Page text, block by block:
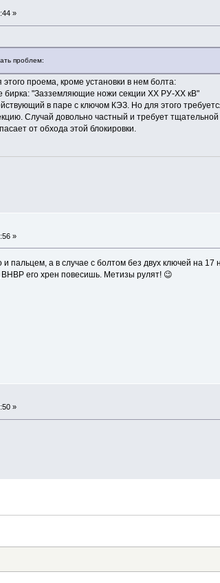
»
проблем:
проема, кроме установки в нем болта:
бирка: "Зазземляющие ножи секции ХХ РУ-ХХ кВ"
в паре с ключом КЭЗ. Но для этого
Случай довольно частный и требует
от обхода этой блокировки.
»
пальцем, а в случае с болтом без двух ключей на 17
его хрен повесишь. Метизы рулят! 😉
»